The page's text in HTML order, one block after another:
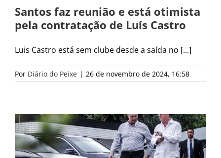
Santos faz reunião e está otimista
pela contratação de Luís Castro
Luis Castro está sem clube desde a saída no [...]
Por Diário do Peixe | 26 de novembro de 2024, 16:58